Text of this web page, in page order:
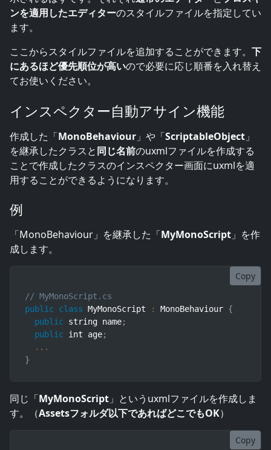
ンを適用したエディターのスタイルファイルを指定してい
ます。
ここからスタイルファイルを追加することができます。 下
にあるほど優先順位が高いので必要に応じ順番を入れ替え
てお使いください。
インスペクター自動アサイン機能
作成した「MonoBehaviour 」や「ScriptableObject 」
を継承したクラスと同じ名前のuxmlファイルを作成する
ことで作成したクラスのインスペクター画面にuxmlを適
用することができるようになります。
例
「MonoBehaviour」を継承した「MyMonoScript 」を作
成します。
Copy
// MyMonoScript.cs
public class MyMonoScript : MonoBehaviour {
public string name;
public int age;
...
}
同じ「MyMonoScript 」というuxmlファイルを作成しま
す。（Assetsフォルダ以下であればどこでもOK）
Copy